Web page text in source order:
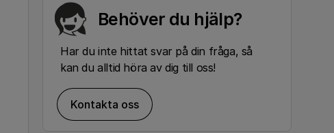
Behöver du hjälp?
Har du inte hittat svar på din fråga, så
kan du alltid höra av dig till oss!
Kontakta oss